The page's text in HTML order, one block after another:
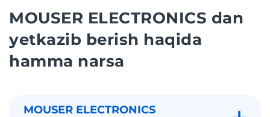
MOUSER ELECTRONICS dan
yetkazib berish haqida
hamma narsa
MOUSER ELECTRONICS